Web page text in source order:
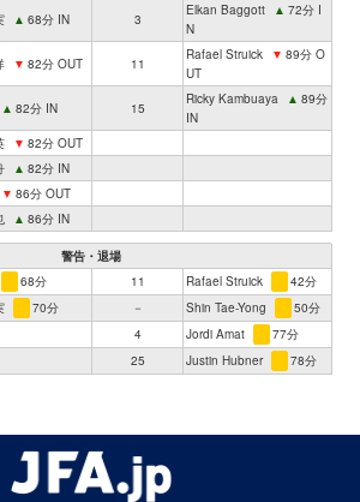
▲ 68分 IN 3
Elkan Baggott ▲ 72分 I
N
▼ 82分 OUT 11
Rafael Struick ▼ 89分 O
UT
▲ 82分 IN 15
Ricky Kambuaya ▲ 89分
IN
▼ 82分 OUT
▲ 82分 IN
▼ 86分 OUT
▲ 86分 IN
警告・退場
68分 11 Rafael Struick
42分
70分 － Shin Tae-Yong
50分
4
Jordi Amat
77分
25
Justin Hubner 78分